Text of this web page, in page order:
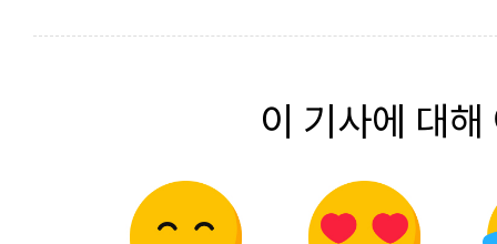
이 기사에 대